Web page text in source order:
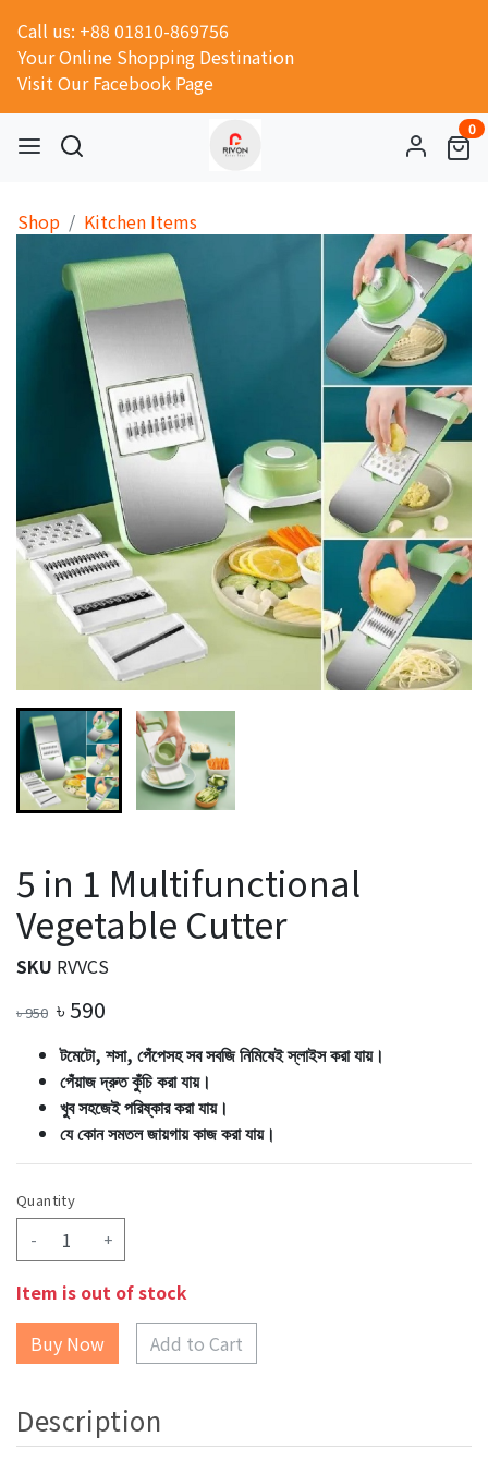
Call us: +88 01810-869756
Your Online Shopping Destination
Visit Our Facebook Page
0
Shop Kitchen Items
5 in 1 Multifunctional
Vegetable Cutter
SKU RVVCS
৳950 ৳ 590
টমেটো, শসা, পেঁপেসহ সব সবজি নিমিষেই স্লাইস করা যায়।
পেঁয়াজ দ্রুত কুঁচি করা যায়।
খুব সহজেই পরিষ্কার করা যায়।
যে কোন সমতল জায়গায় কাজ করা যায়।
Quantity
- +
Item is out of stock
Add to Cart
Description